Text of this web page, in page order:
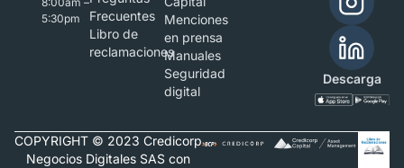
5:30pm
Frecuentes
Libro de
reclamaciones
Menciones
en prensa
Manuales
Seguridad
digital
Descarga
COPYRIGHT © 2023 Credicorp
Negocios Digitales SAS con